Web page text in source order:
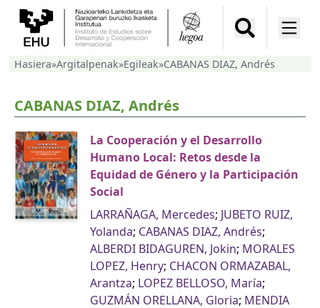
Hasiera»Argitalpenak»Egileak»CABANAS DIAZ, Andrés
CABANAS DIAZ, Andrés
La Cooperación y el Desarrollo
Humano Local: Retos desde la
Equidad de Género y la Participación
Social
LARRAÑAGA, Mercedes; JUBETO RUIZ,
Yolanda; CABANAS DIAZ, Andrés;
ALBERDI BIDAGUREN, Jokin; MORALES
LOPEZ, Henry; CHACON ORMAZABAL,
Arantza; LOPEZ BELLOSO, María;
GUZMÁN ORELLANA, Gloria; MENDIA